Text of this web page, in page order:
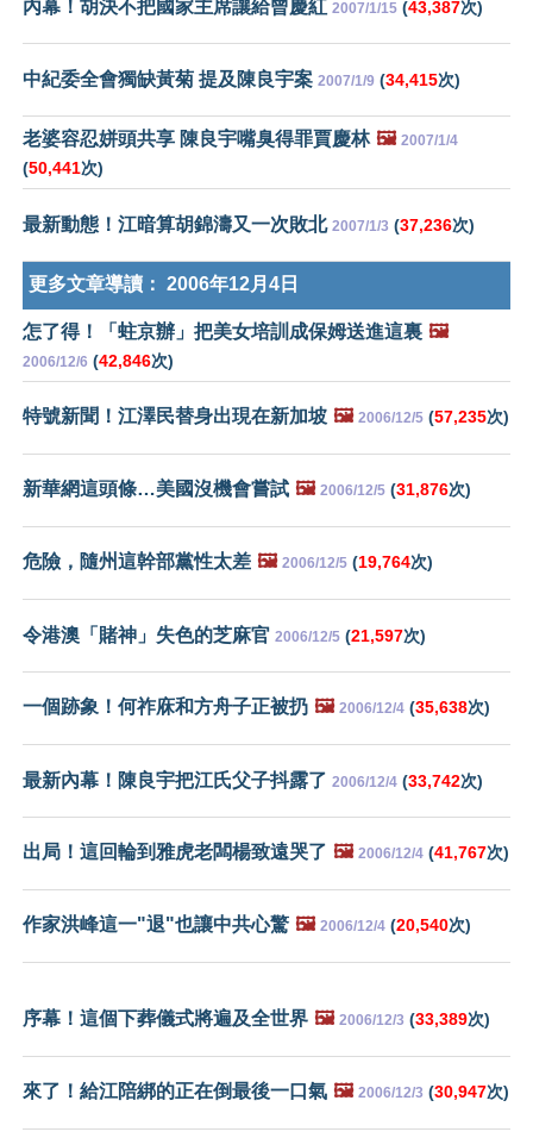
內幕！胡決不把國家主席讓給曾慶紅 2007/1/15 (43,387次)
中紀委全會獨缺黃菊 提及陳良宇案 2007/1/9 (34,415次)
老婆容忍姘頭共享 陳良宇嘴臭得罪賈慶林 🖼️ 2007/1/4
(50,441次)
最新動態！江暗算胡錦濤又一次敗北 2007/1/3 (37,236次)
更多文章導讀： 2006年12月4日
怎了得！「蛀京辦」把美女培訓成保姆送進這裏 🖼️
2006/12/6 (42,846次)
特號新聞！江澤民替身出現在新加坡 🖼️ 2006/12/5 (57,235次)
新華網這頭條…美國沒機會嘗試 🖼️ 2006/12/5 (31,876次)
危險，隨州這幹部黨性太差 🖼️ 2006/12/5 (19,764次)
令港澳「賭神」失色的芝麻官 2006/12/5 (21,597次)
一個跡象！何祚庥和方舟子正被扔 🖼️ 2006/12/4 (35,638次)
最新內幕！陳良宇把江氏父子抖露了 2006/12/4 (33,742次)
出局！這回輪到雅虎老闆楊致遠哭了 🖼️ 2006/12/4 (41,767次)
作家洪峰這一"退"也讓中共心驚 🖼️ 2006/12/4 (20,540次)
序幕！這個下葬儀式將遍及全世界 🖼️ 2006/12/3 (33,389次)
來了！給江陪綁的正在倒最後一口氣 🖼️ 2006/12/3 (30,947次)